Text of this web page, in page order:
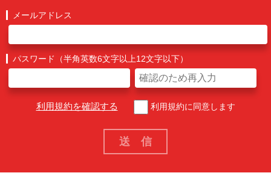
メールアドレス
パスワード（半角英数6文字以上12文字以下）
利用規約を確認する 利用規約に同意します